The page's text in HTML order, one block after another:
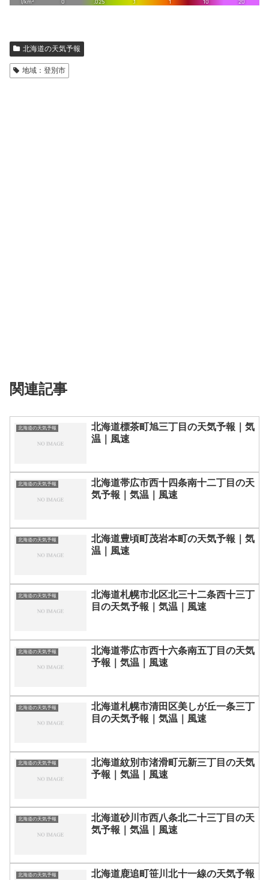
北海道の天気予報
地域：登別市
関連記事
北海道の天気予報
北海道標茶町旭三丁目の天気予報｜気
温｜風速
北海道の天気予報
北海道帯広市西十四条南十二丁目の天
気予報｜気温｜風速
北海道の天気予報
北海道豊頃町茂岩本町の天気予報｜気
温｜風速
北海道の天気予報
北海道札幌市北区北三十二条西十三丁
目の天気予報｜気温｜風速
北海道の天気予報
北海道帯広市西十六条南五丁目の天気
予報｜気温｜風速
北海道の天気予報
北海道札幌市清田区美しが丘一条三丁
目の天気予報｜気温｜風速
北海道の天気予報
北海道紋別市渚滑町元新三丁目の天気
予報｜気温｜風速
北海道の天気予報
北海道砂川市西八条北二十三丁目の天
気予報｜気温｜風速
北海道の天気予報
北海道鹿追町笹川北十一線の天気予報